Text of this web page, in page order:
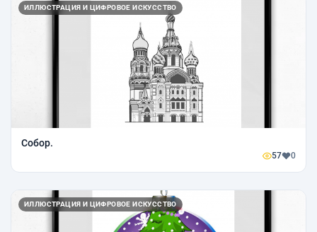
ИЛЛЮСТРАЦИЯ И ЦИФРОВОЕ ИСКУССТВО
Собор.
57 0
ИЛЛЮСТРАЦИЯ И ЦИФРОВОЕ ИСКУССТВО